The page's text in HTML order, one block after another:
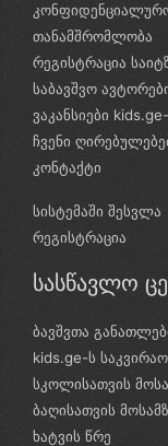
თანამშრომლობა
რეგისტრაცია
საბავშვო
ვაკანსიები
ჩვენი
კონტაქტი
სისტემაში შესვლა
რეგისტრაცია
სასწავლო
ბავშვთა
kids.ge-ს
სკოლისათვის
ბაღისათვის
ხატვის წრე